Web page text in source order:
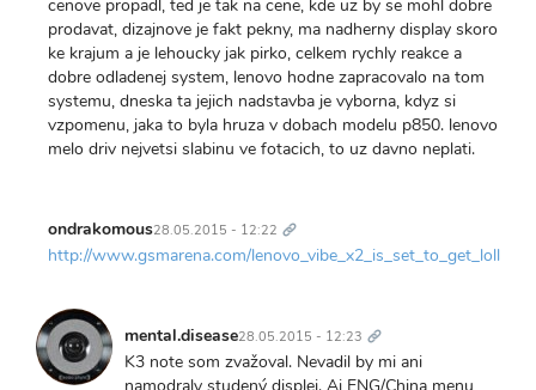
cenove propadl, ted je tak na cene, kde uz by se mohl dobre
prodavat, dizajnove je fakt pekny, ma nadherny display skoro
ke krajum a je lehoucky jak pirko, celkem rychly reakce a
dobre odladenej system, lenovo hodne zapracovalo na tom
systemu, dneska ta jejich nadstavba je vyborna, kdyz si
vzpomenu, jaka to byla hruza v dobach modelu p850. lenovo
melo driv nejvetsi slabinu ve fotacich, to uz davno neplati.
ondrakomous28.05.2015 - 12:22 odkaz
http://www.gsmarena.com/
mental.disease28.05.2015 - 12:23 odkaz
K3 note som zvažoval. Nevadil by mi ani